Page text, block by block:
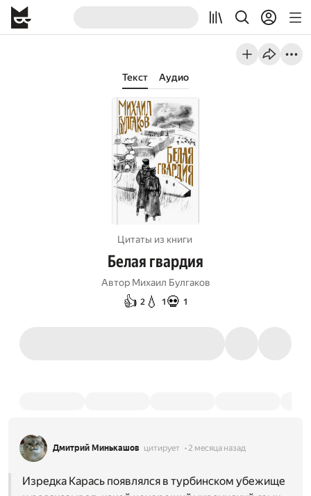
Текст Аудио
Цитаты из книги
Белая гвардия
Автор Михаил Булгаков
👍 2💧 1 💀 1
Дмитрий Минькашов цитирует 2 месяца назад
Изредка Карась появлялся в турбинском убежище